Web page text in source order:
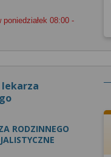
08:00 -
lekarza
RODZINNEGO